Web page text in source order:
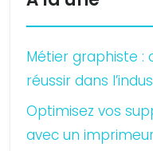
Métier graphiste
réussir dans
Optimisez vos
avec un